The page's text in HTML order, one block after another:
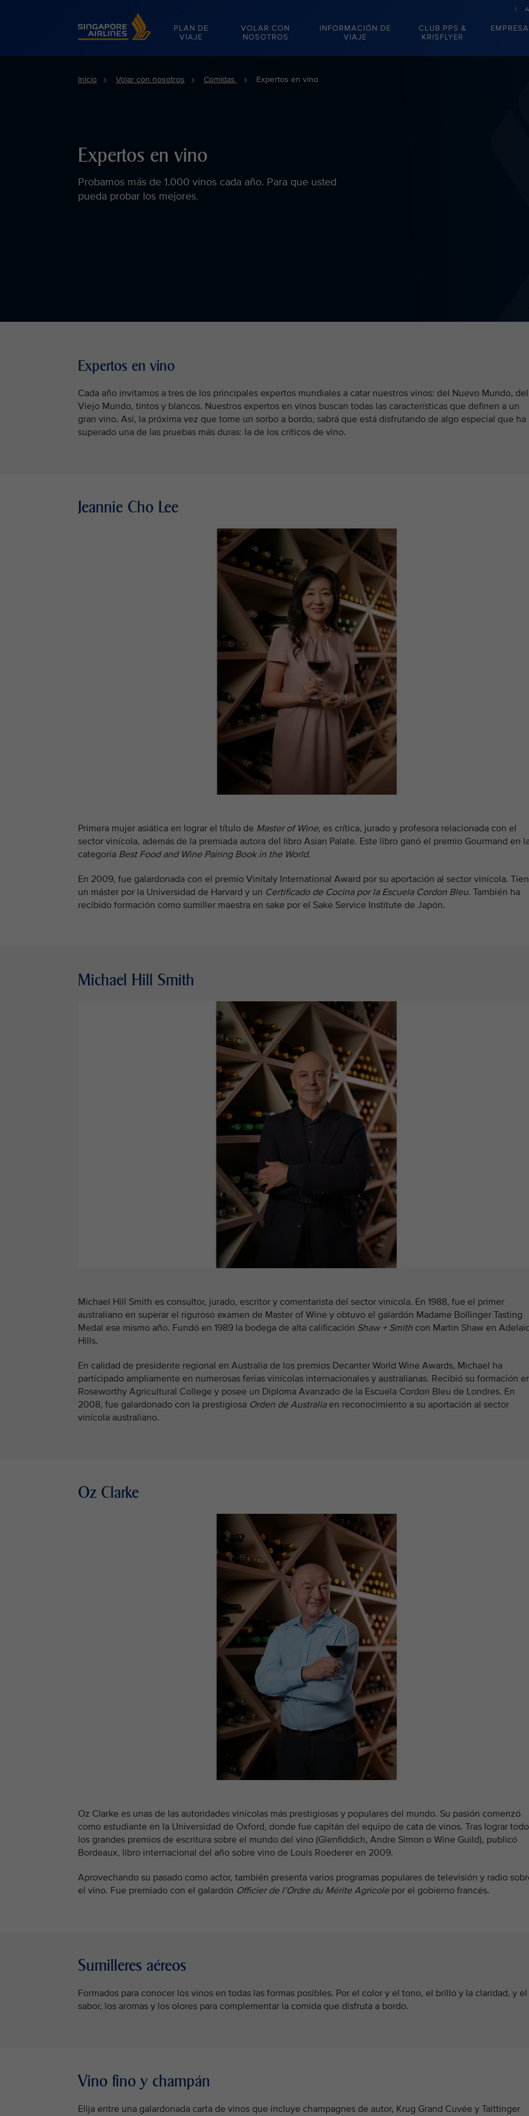
Singapore Airlines Home
PLAN DE
VIAJE
VOLAR CON
NOSOTROS
INFORMACIÓN DE
VIAJE
CLUB PPS &
KRISFLYER
Inicio Volar con nosotros Comidas Expertos en vino
Expertos en vino
Probamos más de 1.000 vinos cada año. Para que usted
pueda probar los mejores.
Expertos en vino
Cada año invitamos a tres de los principales expertos mundiales a catar nuestros vinos: del Nuevo Mundo, del
Viejo Mundo, tintos y blancos. Nuestros expertos en vinos buscan todas las características que definen a un
gran vino. Así, la próxima vez que tome un sorbo a bordo, sabrá que está disfrutando de algo especial que ha
superado una de las pruebas más duras: la de los críticos de vino.
Jeannie Cho Lee
Primera mujer asiática en lograr el título de Master of Wine, es crítica, jurado y profesora relacionada con el
sector vinícola, además de la premiada autora del libro Asian Palate. Este libro ganó el premio Gourmand en
categoría Best Food and Wine Pairing Book in the World.
En 2009, fue galardonada con el premio Vinitaly International Award por su aportación al sector vinícola.
un máster por la Universidad de Harvard y un Certificado de Cocina por la Escuela Cordon Bleu. También ha
recibido formación como sumiller maestra en sake por el Sake Service Institute de Japón.
Michael Hill Smith
Michael Hill Smith es consultor, jurado, escritor y comentarista del sector vinícola. En 1988, fue el primer
australiano en superar el riguroso examen de Master of Wine y obtuvo el galardón Madame Bollinger Tasting
Medal ese mismo año. Fundó en 1989 la bodega de alta calificación Shaw + Smith con Martin Shaw en
Hills.
En calidad de presidente regional en Australia de los premios Decanter World Wine Awards, Michael ha
participado ampliamente en numerosas ferias vinícolas internacionales y australianas. Recibió su formación
Roseworthy Agricultural College y posee un Diploma Avanzado de la Escuela Cordon Bleu de Londres. En
2008, fue galardonado con la prestigiosa Orden de Australiaen reconocimiento a su aportación al sector
vinícola australiano.
Oz Clarke
Oz Clarke es unas de las autoridades vinícolas más prestigiosas y populares del mundo. Su pasión comenzó
como estudiante en la Universidad de Oxford, donde fue capitán del equipo de cata de vinos. Tras lograr
los grandes premios de escritura sobre el mundo del vino (Glenfiddich, Andre Simon o Wine Guild), publicó
Bordeaux, libro internacional del año sobre vino de Louis Roederer en 2009.
Aprovechando su pasado como actor, también presenta varios programas populares de televisión y radio
el vino. Fue premiado con el galardón Officier de l’Ordre du Mérite Agricole por el gobierno francés.
Sumilleres aéreos
Formados para conocer los vinos en todas las formas posibles. Por el color y el tono, el brillo y la claridad, y el
sabor, los aromas y los olores para complementar la comida que disfruta a bordo.
Vino fino y champán
Elija entre una galardonada carta de vinos que incluye champagnes de autor, Krug Grand Cuvée y Taittinger